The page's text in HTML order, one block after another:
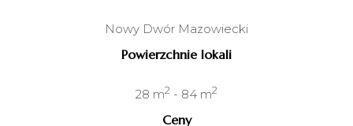
Nowy Dwór Mazowiecki
Powierzchnie lokali
28 m2 - 84 m2
Ceny